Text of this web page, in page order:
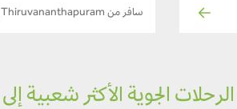
سافر من Thiruvananthapuram إلى شيتاجونج
الرحلات الجوية الأكثر شعبية إلى Thiruvananthapuram